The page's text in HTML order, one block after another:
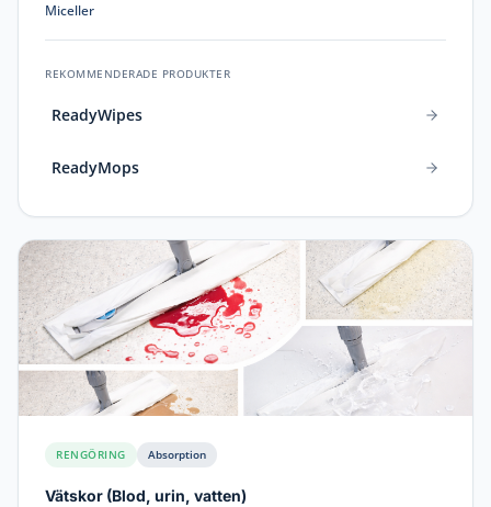
Miceller
REKOMMENDERADE PRODUKTER
ReadyWipes
ReadyMops
RENGÖRING Absorption
Vätskor (Blod, urin, vatten)